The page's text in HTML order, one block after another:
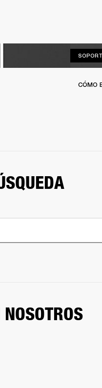
CÓMO